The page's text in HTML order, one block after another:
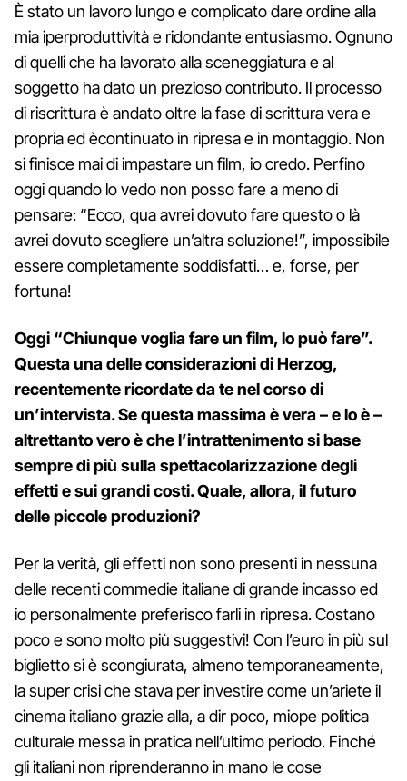
È stato un lavoro lungo e complicato dare ordine alla
mia iperproduttività e ridondante entusiasmo. Ognuno
di quelli che ha lavorato alla sceneggiatura e al
soggetto ha dato un prezioso contributo. Il processo
di riscrittura è andato oltre la fase di scrittura vera e
propria ed ècontinuato in ripresa e in montaggio. Non
si finisce mai di impastare un film, io credo. Perfino
oggi quando lo vedo non posso fare a meno di
pensare: “Ecco, qua avrei dovuto fare questo o là
avrei dovuto scegliere un’altra soluzione!”, impossibile
essere completamente soddisfatti… e, forse, per
fortuna!
Oggi “Chiunque voglia fare un film, lo può fare”.
Questa una delle considerazioni di Herzog,
recentemente ricordate da te nel corso di
un’intervista. Se questa massima è vera – e lo è –
altrettanto vero è che l’intrattenimento si base
sempre di più sulla spettacolarizzazione degli
effetti e sui grandi costi. Quale, allora, il futuro
delle piccole produzioni?
Per la verità, gli effetti non sono presenti in nessuna
delle recenti commedie italiane di grande incasso ed
io personalmente preferisco farli in ripresa. Costano
poco e sono molto più suggestivi! Con l’euro in più sul
biglietto si è scongiurata, almeno temporaneamente,
la super crisi che stava per investire come un’ariete il
cinema italiano grazie alla, a dir poco, miope politica
culturale messa in pratica nell’ultimo periodo. Finché
gli italiani non riprenderanno in mano le cose